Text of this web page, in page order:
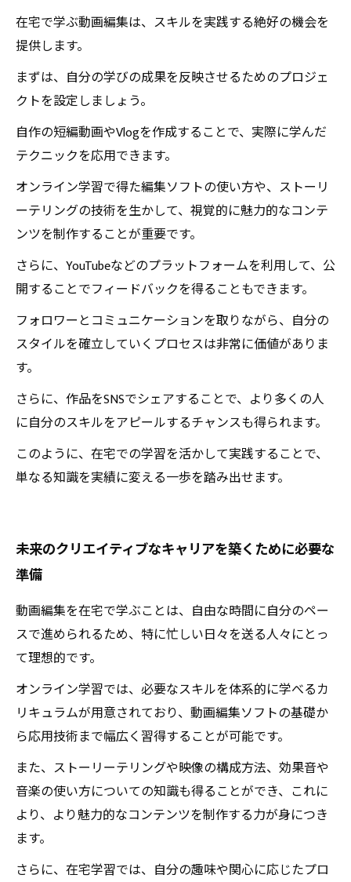
在宅で学ぶ動画編集は、スキルを実践する絶好の機会を
提供します。
まずは、自分の学びの成果を反映させるためのプロジェ
クトを設定しましょう。
自作の短編動画やVlogを作成することで、実際に学んだ
テクニックを応用できます。
オンライン学習で得た編集ソフトの使い方や、ストーリ
ーテリングの技術を生かして、視覚的に魅力的なコンテ
ンツを制作することが重要です。
さらに、YouTubeなどのプラットフォームを利用して、公
開することでフィードバックを得ることもできます。
フォロワーとコミュニケーションを取りながら、自分の
スタイルを確立していくプロセスは非常に価値がありま
す。
さらに、作品をSNSでシェアすることで、より多くの人
に自分のスキルをアピールするチャンスも得られます。
このように、在宅での学習を活かして実践することで、
単なる知識を実績に変える一歩を踏み出せます。
未来のクリエイティブなキャリアを築くために必要な
準備
動画編集を在宅で学ぶことは、自由な時間に自分のペー
スで進められるため、特に忙しい日々を送る人々にとっ
て理想的です。
オンライン学習では、必要なスキルを体系的に学べるカ
リキュラムが用意されており、動画編集ソフトの基礎か
ら応用技術まで幅広く習得することが可能です。
また、ストーリーテリングや映像の構成方法、効果音や
音楽の使い方についての知識も得ることができ、これに
より、より魅力的なコンテンツを制作する力が身につき
ます。
さらに、在宅学習では、自分の趣味や関心に応じたプロ